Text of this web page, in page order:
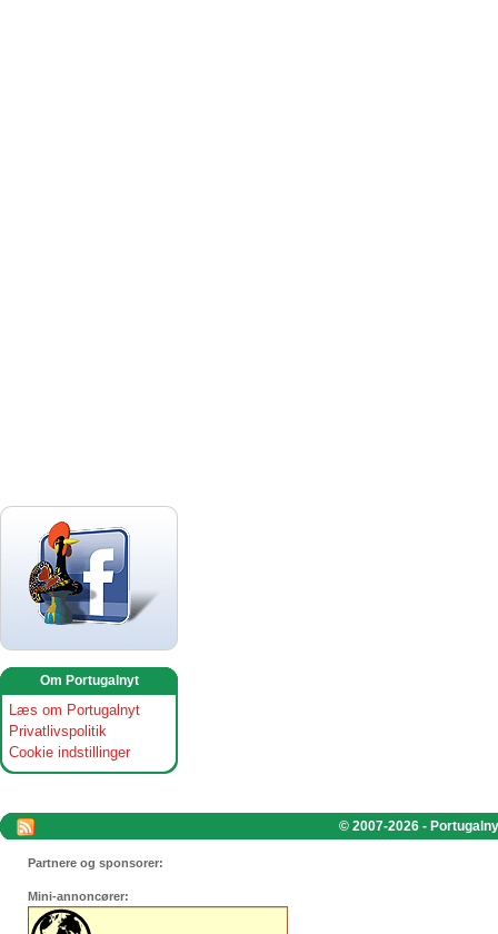
Om Portugalnyt
Læs om Portugalnyt
Privatlivspolitik
Cookie indstillinger
© 2007-2026 -
Partnere og sponsorer:
Mini-annoncører: